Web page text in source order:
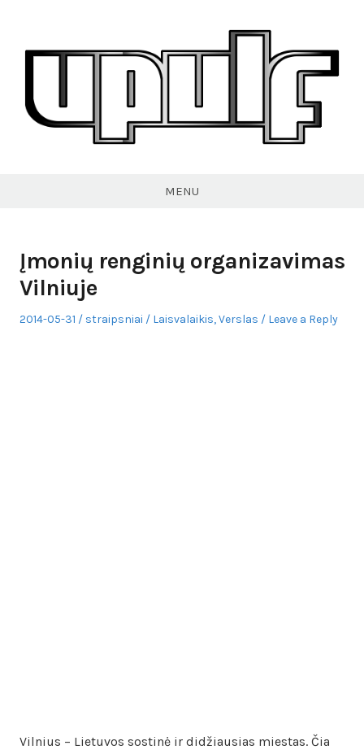
content
MENU
Įmonių renginių organizavimas
Vilniuje
Posted
2014-05-31 Author
straipsniai
Posted
Laisvalaikis,Verslas Leave a Reply
Vilnius – Lietuvos sostinė ir didžiausias miestas. Čia